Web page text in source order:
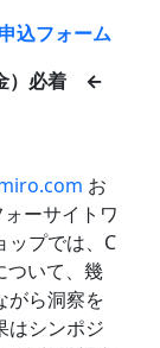
込フォーム
）必着 ←
お
ーサイトワ
ップでは、C
ついて、幾
がら洞察を
はシンポジ